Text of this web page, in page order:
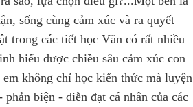
sống cùng cảm xúc và ra quyết
trong các tiết học Văn có rất nhiều
hiểu được chiều sâu cảm xúc con
không chỉ học kiến thức mà luyện
biện - diễn đạt cá nhân của các